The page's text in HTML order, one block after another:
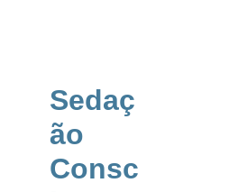
Gaia
Dentista Valadares
Medicina Dentária
sedação consciente
Sedaç
ão
Consc